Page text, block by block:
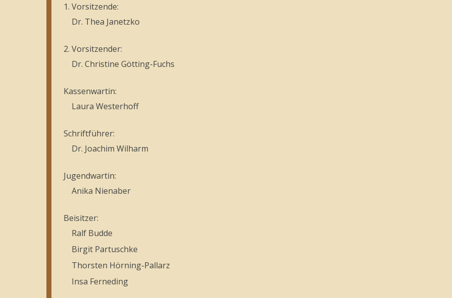
1. Vorsitzende:
Dr. Thea Janetzko
2. Vorsitzender:
Dr. Christine Götting-Fuchs
Kassenwartin:
Laura Westerhoff
Schriftführer:
Dr. Joachim Wilharm
Jugendwartin:
Anika Nienaber
Beisitzer:
Ralf Budde
Birgit Partuschke
Thorsten Hörning-Pallarz
Insa Ferneding